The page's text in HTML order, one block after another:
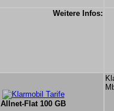
Weitere Infos:
Allnet-Flat 100 GB